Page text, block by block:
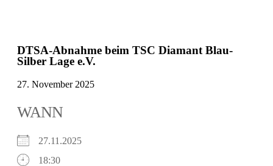
DTSA-Abnahme beim TSC Diamant Blau-
Silber Lage e.V.
27. November 2025
WANN
27.11.2025
18:30